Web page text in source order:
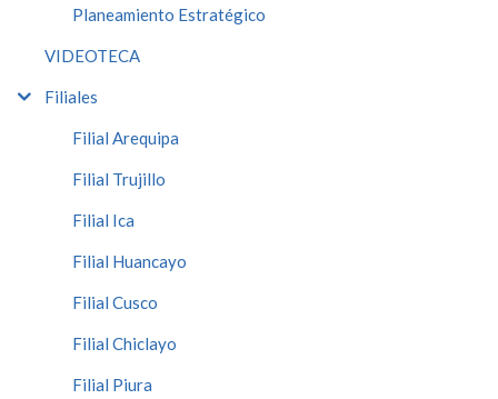
Planeamiento Estratégico
VIDEOTECA
Filiales
Filial Arequipa
Filial Trujillo
Filial Ica
Filial Huancayo
Filial Cusco
Filial Chiclayo
Filial Piura